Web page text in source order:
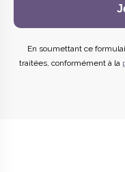
En soumettant ce
traitées, conformément à la